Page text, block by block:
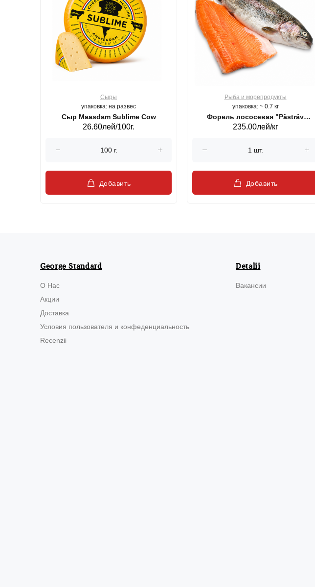
Сыры
упаковка: на развес
Сыр Maasdam Sublime Cow
26.60лей/100г.
Добавить
Рыба и морепродукты
упаковка: ~ 0.7 кг
Форель лососевая "Păstrăv
Moldovenesc"
235.00лей/кг
Добавить
George Standard
О Нас
Акции
Доставка
Условия пользователя и конфеденциальность
Recenzii
Detalii
Вакансии